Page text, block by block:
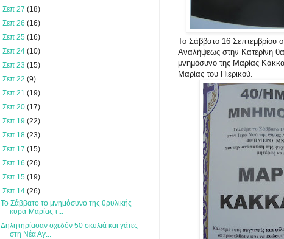
Το Σάββατο 16 Σεπτεμβρίου
Αναλήψεως στην Κατερίνη θα
μνημόσυνο της Μαρίας
Μαρίας του Πιερικού.
Σεπ 27 (18)
Σεπ 26 (16)
Σεπ 25 (16)
Σεπ 24 (10)
Σεπ 23 (15)
Σεπ 22 (9)
Σεπ 21 (19)
Σεπ 20 (17)
Σεπ 19 (22)
Σεπ 18 (23)
Σεπ 17 (15)
Σεπ 16 (26)
Σεπ 15 (19)
Σεπ 14 (26)
Το Σάββατο το μνημόσυνο της θρυλικής
κυρα-Μαρίας τ...
Δηλητηρίασαν σχεδόν 50 σκυλιά και γάτες
στη Νέα Αγ...